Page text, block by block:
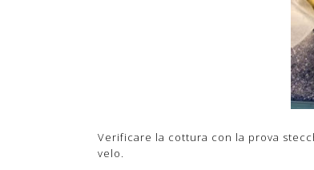
Verificare la cottura con la prova
velo.